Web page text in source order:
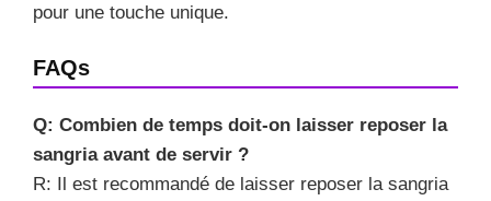
pour une touche unique.
FAQs
Q: Combien de temps doit-on laisser reposer la
sangria avant de servir ?
R: Il est recommandé de laisser reposer la sangria